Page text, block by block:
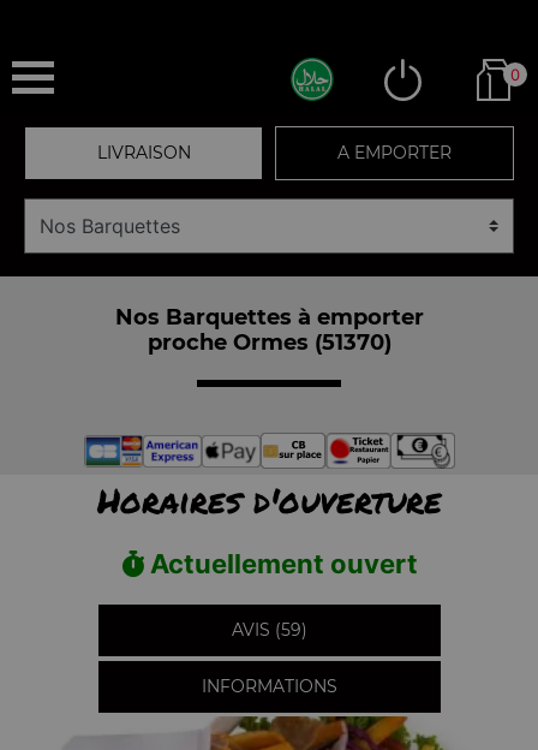
0
LIVRAISON A EMPORTER
Nos Barquettes à emporter
proche Ormes (51370)
Horaires d'ouverture
Actuellement ouvert
AVIS (59)
INFORMATIONS